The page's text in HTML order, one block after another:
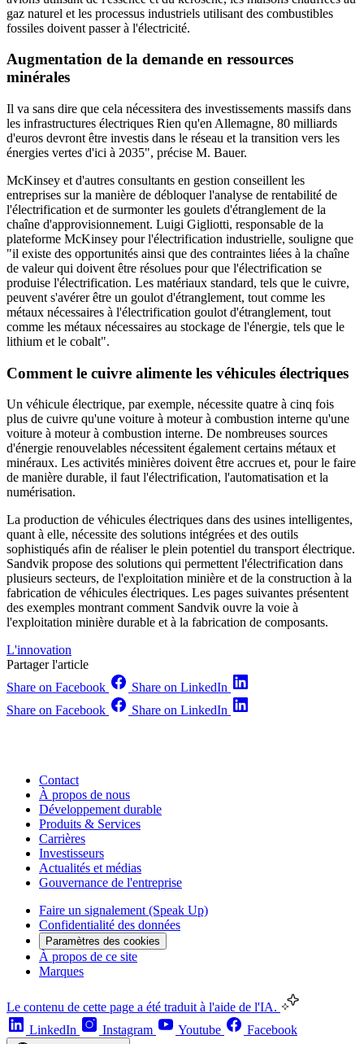
gaz naturel et les processus industriels utilisant des combustibles
fossiles doivent passer à l'électricité.
Augmentation de la demande en ressources
minérales
Il va sans dire que cela nécessitera des investissements massifs dans
les infrastructures électriques Rien qu'en Allemagne, 80 milliards
d'euros devront être investis dans le réseau et la transition vers les
énergies vertes d'ici à 2035", précise M. Bauer.
McKinsey et d'autres consultants en gestion conseillent les
entreprises sur la manière de débloquerl'analyse de rentabilité de
l'électrification et de surmonter les goulets d'étranglement de la
chaîne d'approvisionnement. Luigi Gigliotti, responsable de la
plateforme McKinsey pour l'électrification industrielle, souligne que
"il existe des opportunités ainsi que des contraintes liées à la chaîne
de valeur qui doivent être résolues pour que l'électrification se
produise l'électrification. Les matériaux standard, tels que le cuivre,
peuvent s'avérer être un goulot d'étranglement, tout comme les
métaux nécessaires à l'électrification goulot d'étranglement, tout
comme les métaux nécessaires au stockage de l'énergie, tels que le
lithium et le cobalt".
Comment le cuivre alimente les véhicules électriques
Un véhicule électrique, par exemple, nécessite quatre à cinq fois
plus de cuivre qu'une voiture à moteur à combustion interne qu'une
voiture à moteur à combustion interne. De nombreuses sources
d'énergie renouvelables nécessitent également certains métaux et
minéraux. Les activités minières doivent être accrues et, pour le faire
de manière durable, il fautl'électrification, l'automatisation et la
numérisation.
La production de véhicules électriques dans des usines intelligentes,
quant à elle, nécessite des solutions intégrées et des outils
sophistiqués afin de réaliser le plein potentiel du transport électrique.
Sandvik propose des solutions qui permettent l'électrification dans
plusieurs secteurs, de l'exploitation minière et de la construction à la
fabrication de véhicules électriques. Les pages suivantes présentent
des exemples montrant comment Sandvik ouvre la voie à
l'exploitation minière durable et à la fabrication de composants.
L'innovation
Partager l'article
Share on Facebook
Share on LinkedIn
Share on Facebook
Share on LinkedIn
Contact
À propos de nous
Développement durable
Produits & Services
Carrières
Investisseurs
Actualités et médias
Gouvernance de l'entreprise
Faire un signalement (Speak Up)
Confidentialité des données
Paramètres des cookies
À propos de ce site
Marques
Le contenu de cette page a été traduit à l'aide de l'IA.
LinkedIn
Instagram Youtube Facebook